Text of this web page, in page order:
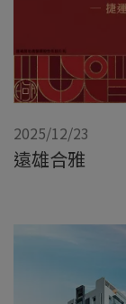
2025/12/23
遠雄合雅